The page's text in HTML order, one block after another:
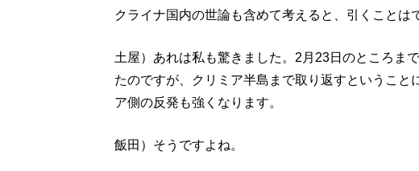
クライナ国内の世論も含めて考えると、引くことは
土屋）あれは私も驚きました。2月23日のところま
たのですが、クリミア半島まで取り返すということ
ア側の反発も強くなります。
飯田）そうですよね。